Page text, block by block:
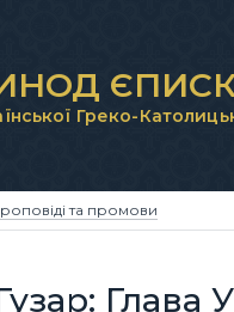
Греко-
та промови
Глава